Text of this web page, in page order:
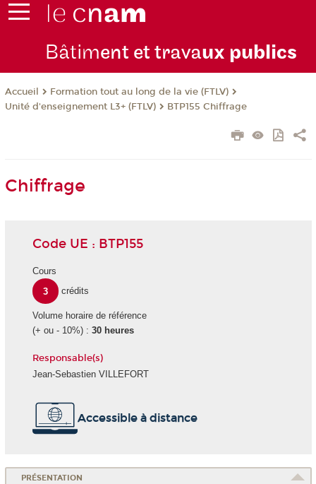
Bâtiment et travaux publics
Accueil
Formation tout au long de la vie (FTLV)
Unité d'enseignement L3+ (FTLV)
BTP155 Chiffrage
Chiffrage
Code UE : BTP155
Cours
3
crédits
Volume horaire de référence
(+ ou - 10%) : 30 heures
Responsable(s)
Jean-Sebastien VILLEFORT
Accessible à distance
PRÉSENTATION